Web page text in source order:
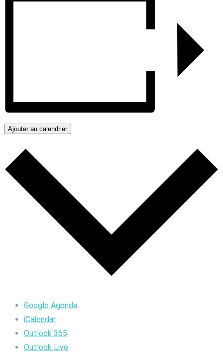
Ajouter au calendrier
Google Agenda
iCalendar
Outlook 365
Outlook Live